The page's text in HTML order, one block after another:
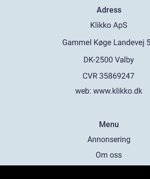
Adress
web: www.klikko.dk
Menu
Annonsering
Om oss